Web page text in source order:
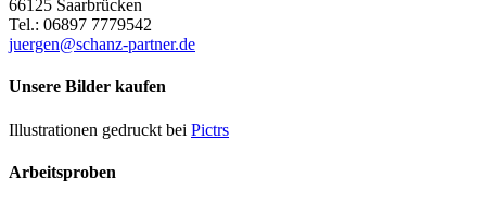
66125 Saarbrücken
Tel.: 06897 7779542
juergen@schanz-partner.de
Unsere Bilder kaufen
Illustrationen gedruckt bei Pictrs
Arbeitsproben